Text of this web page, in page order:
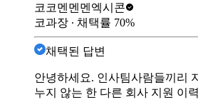
코코멘멘멘 엑시콘
코과장 ∙ 채택률 70%
채택된 답변
안녕하세요. 인사팀사람들끼리
누지 않는 한 다른 회사 지원 이